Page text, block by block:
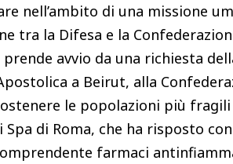
nell’ambito di una missione
tra la Difesa e la
prende avvio da una richiesta
a Beirut, alla
le popolazioni più
Spa di Roma, che ha risposto
farmaci